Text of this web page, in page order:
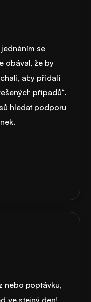
se
obával, že by
aby přidali
případů“.
hledat podporu
nebo poptávku,
ve stejný den!